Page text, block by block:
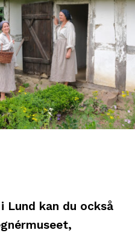
Lund kan du också